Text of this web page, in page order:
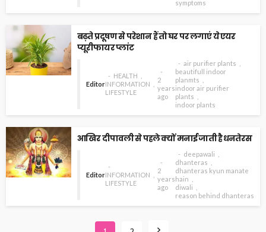
symptoms
बढ़ते प्रदूषण से परेशान हैं तो घर पर लगाएं ये एयर
प्यूरीफायर प्लांट
Editor
HEALTH
INFORMATION
LIFESTYLE
2
years
ago
air purifier plants
beautifull indoor
planmts
indoor air purifier
plants
indoor plants
आखिर दीपावली से पहले क्यों मनाई जाती है धनतेरस
EditorINFORMATION
LIFESTYLE
2
years
ago
deepawali
dhanteras
dhanteras kyun manate
hain
diwali
reason behind dhanteras